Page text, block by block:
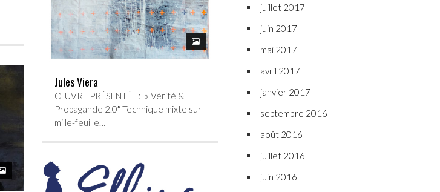
Jules Viera
ŒUVRE PRÉSENTÉE : » Vérité &
Propagande 2.0″ Technique mixte sur
mille-feuille…
juillet 2017
juin 2017
mai 2017
avril 2017
janvier 2017
septembre 2016
août 2016
juillet 2016
juin 2016